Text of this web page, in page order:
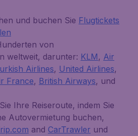
und buchen Sie Flugtickets
von
weltweit, darunter: KLM, Air
Airlines, United Airlines,
France, British Airways, und
Ihre Reiseroute, indem Sie
Autovermietung buchen,
and CarTrawler und